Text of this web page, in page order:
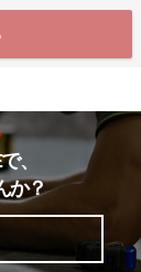
、
か？